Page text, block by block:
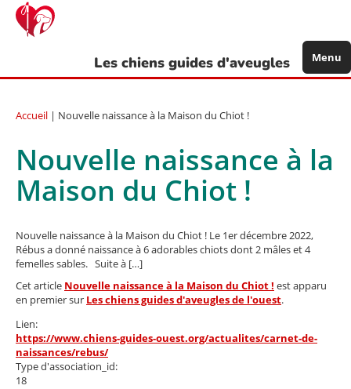
Aller
contenu
Les chiens guides d'aveugles Menu
Accueil | Nouvelle naissance à la Maison du Chiot !
Nouvelle naissance à la
Maison du Chiot !
Nouvelle naissance à la Maison du Chiot ! Le 1er décembre 2022,
Rébus a donné naissance à 6 adorables chiots dont 2 mâles et 4
femelles sables. Suite à […]
Cet article Nouvelle naissance à la Maison du Chiot ! est apparu
en premier sur Les chiens guides d'aveugles de l'ouest.
Lien:
https://www.chiens-guides-ouest.org/actualites/carnet-de-
naissances/rebus/
Type d'association_id:
18